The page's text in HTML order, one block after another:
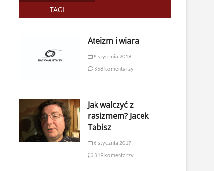
TAGI
Ateizm i wiara
9 stycznia 2018
358 komentarzy
Jak walczyć z
rasizmem? Jacek
Tabisz
6 stycznia 2017
319 komentarzy